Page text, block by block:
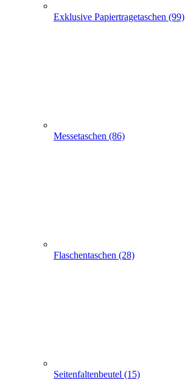
Exklusive Papiertragetaschen (99)
Messetaschen (86)
Flaschentaschen (28)
Seitenfaltenbeutel (15)